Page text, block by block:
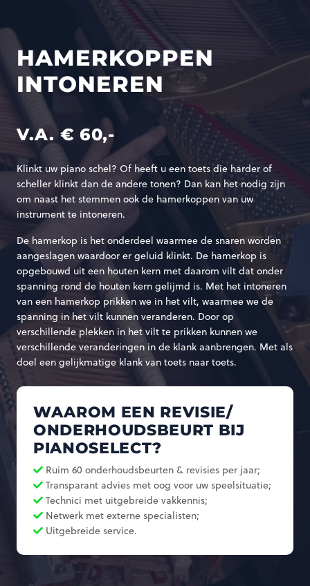
HAMERKOPPEN
INTONEREN
V.A. € 60,-
Klinkt uw piano schel? Of heeft u een toets die harder of
scheller klinkt dan de andere tonen? Dan kan het nodig zijn
om naast het stemmen ook de hamerkoppen van uw
instrument te intoneren.
De hamerkop is het onderdeel waarmee de snaren worden
aangeslagen waardoor er geluid klinkt. De hamerkop is
opgebouwd uit een houten kern met daarom vilt dat onder
spanning rond de houten kern gelijmd is. Met het intoneren
van een hamerkop prikken we in het vilt, waarmee we de
spanning in het vilt kunnen veranderen. Door op
verschillende plekken in het vilt te prikken kunnen we
verschillende veranderingen in de klank aanbrengen. Met als
doel een gelijkmatige klank van toets naar toets.
WAAROM EEN REVISIE/
ONDERHOUDSBEURT BIJ
PIANOSELECT?
Ruim 60 onderhoudsbeurten & revisies per jaar;
Transparant advies met oog voor uw speelsituatie;
Technici met uitgebreide vakkennis;
Netwerk met externe specialisten;
Uitgebreide service.